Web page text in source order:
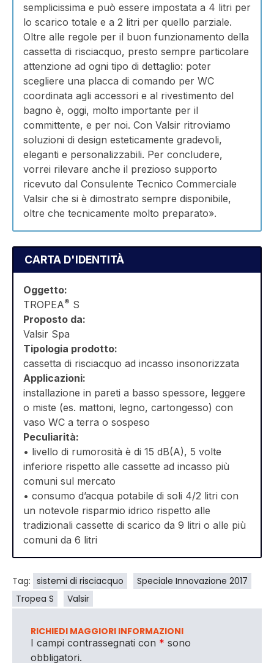
semplicissima e può essere impostata a 4 litri per
lo scarico totale e a 2 litri per quello parziale.
Oltre alle regole per il buon funzionamento della
cassetta di risciacquo, presto sempre particolare
attenzione ad ogni tipo di dettaglio: poter
scegliere una placca di comando per WC
coordinata agli accessori e al rivestimento del
bagno è, oggi, molto importante per il
committente, e per noi. Con Valsir ritroviamo
soluzioni di design esteticamente gradevoli,
eleganti e personalizzabili. Per concludere,
vorrei rilevare anche il prezioso supporto
ricevuto dal Consulente Tecnico Commerciale
Valsir che si è dimostrato sempre disponibile,
oltre che tecnicamente molto preparato».
CARTA D'IDENTITÀ
Oggetto:
TROPEA® S
Proposto da:
Valsir Spa
Tipologia prodotto:
cassetta di risciacquo ad incasso insonorizzata
Applicazioni:
installazione in pareti a basso spessore, leggere
o miste (es. mattoni, legno, cartongesso) con
vaso WC a terra o sospeso
Peculiarità:
• livello di rumorosità è di 15 dB(A), 5 volte
inferiore rispetto alle cassette ad incasso più
comuni sul mercato
• consumo d’acqua potabile di soli 4/2 litri con
un notevole risparmio idrico rispetto alle
tradizionali cassette di scarico da 9 litri o alle più
comuni da 6 litri
Tag: sistemi di risciacquo
Speciale Innovazione 2017
Tropea S
Valsir
RICHIEDI MAGGIORI INFORMAZIONI
I campi contrassegnati con * sono
obbligatori.